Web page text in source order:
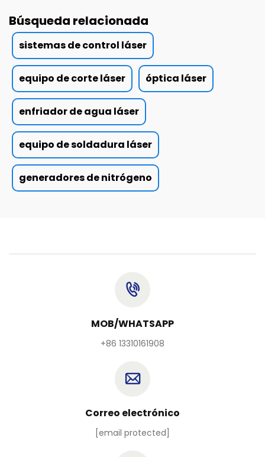
Búsqueda relacionada
sistemas de control láser
equipo de corte láser óptica láser
enfriador de agua láser
equipo de soldadura láser
generadores de nitrógeno
MOB/WHATSAPP
+86 13310161908
Correo electrónico
[email protected]